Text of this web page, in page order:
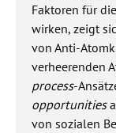
Faktoren für
wirken, zeigt
von Anti-
verheerenden
process-
opportunities
von sozialen